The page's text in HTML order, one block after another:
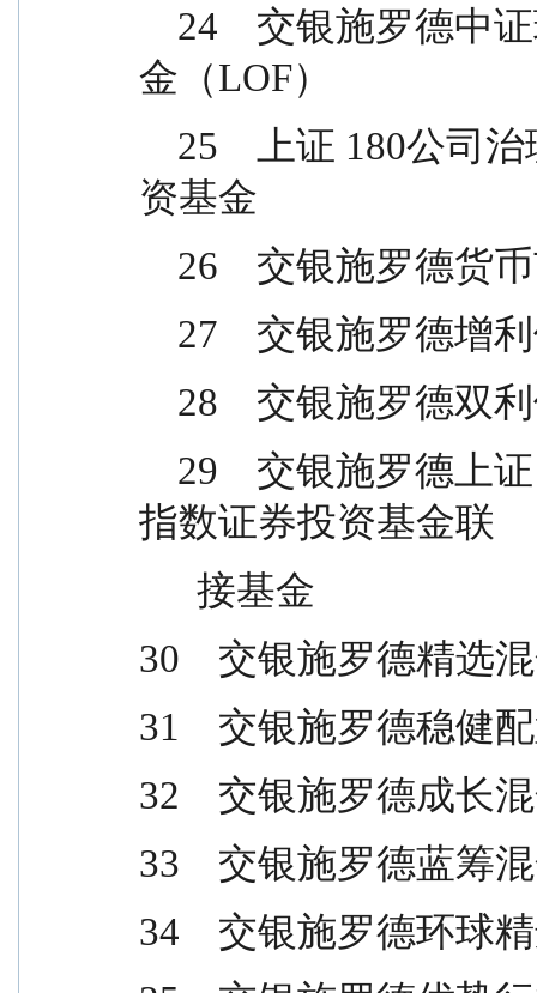
金（LOF）
资基金
26    交银施罗德
27    交银施罗德
28    交银施罗德
指数证券投资基金联
      接基金
30    交银施罗德精选
31    交银施罗德稳健
32    交银施罗德成长
33    交银施罗德蓝筹
34    交银施罗德环球